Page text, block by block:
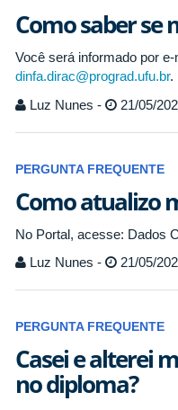
Como saber se
Você será informado por
dinfa.dirac@prograd.ufu.br.
Luz Nunes -
21/05/
PERGUNTA FREQUENTE
Como atualizo
No Portal, acesse: Dados
Luz Nunes -
21/05/
PERGUNTA FREQUENTE
Casei e alterei
no diploma?